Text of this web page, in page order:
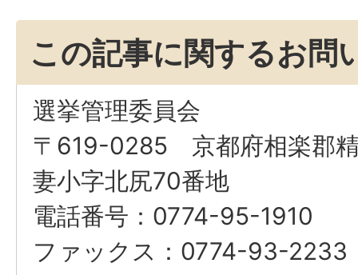
この記事に関するお問
選挙管理委員会
〒619-0285 京都府相楽郡
妻小字北尻70番地
電話番号：0774-95-1910
ファックス：0774-93-2233